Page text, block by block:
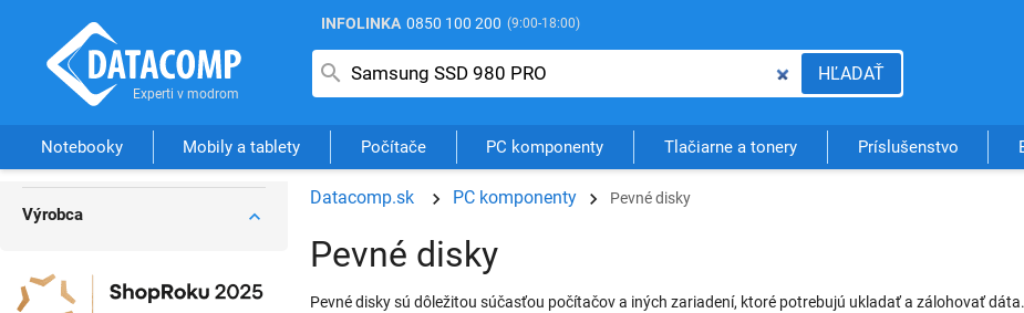
INFOLINKA 0850 100 200 (9:00-18:00)
HĽADAŤ
Notebooky Mobily a tablety Počítače PC komponenty Tlačiarne a tonery Príslušenstvo
Výrobca
Datacomp.sk PC komponenty Pevné disky
Pevné disky
Pevné disky sú dôležitou súčasťou počítačov a iných zariadení, ktoré potrebujú ukladať a zálohovať